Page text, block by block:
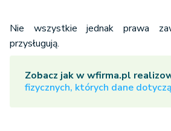
Nie wszystkie jednak prawa
przysługują.
Zobacz jak w wfirma.pl
fizycznych, których dane dotyczą